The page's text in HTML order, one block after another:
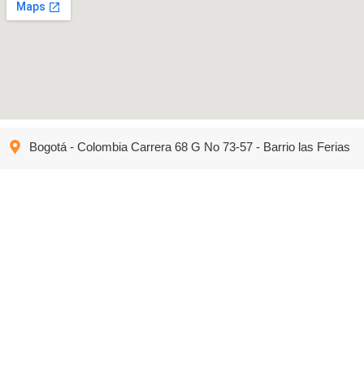
Bogotá - Colombia Carrera 68 G No 73-57 - Barrio las Ferias